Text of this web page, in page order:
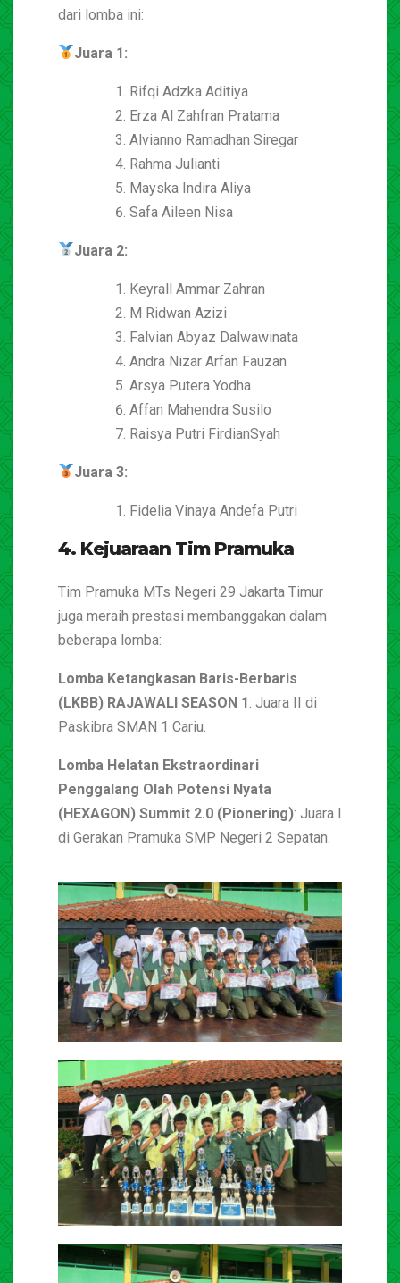
dari lomba ini:
Juara 1:
Rifqi Adzka Aditiya
Erza Al Zahfran Pratama
Alvianno Ramadhan Siregar
Rahma Julianti
Mayska Indira Aliya
Safa Aileen Nisa
Juara 2:
Keyrall Ammar Zahran
M Ridwan Azizi
Falvian Abyaz Dalwawinata
Andra Nizar Arfan Fauzan
Arsya Putera Yodha
Affan Mahendra Susilo
Raisya Putri FirdianSyah
Juara 3:
Fidelia Vinaya Andefa Putri
4. Kejuaraan Tim Pramuka
Tim Pramuka MTs Negeri 29 Jakarta Timur
juga meraih prestasi membanggakan dalam
beberapa lomba:
Lomba Ketangkasan Baris-Berbaris
(LKBB) RAJAWALI SEASON 1: Juara II di
Paskibra SMAN 1 Cariu.
Lomba Helatan Ekstraordinari
Penggalang Olah Potensi Nyata
(HEXAGON) Summit 2.0 (Pionering): Juara I
di Gerakan Pramuka SMP Negeri 2 Sepatan.